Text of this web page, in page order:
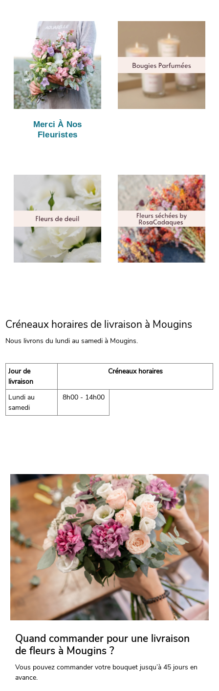
Merci À Nos
Fleuristes
Créneaux horaires de livraison à Mougins
Nous livrons du lundi au samedi à Mougins.
Jour de
livraison
Créneaux horaires
Lundi au
samedi
8h00 - 14h00
Quand commander pour une livraison
de fleurs à Mougins ?
Vous pouvez commander votre bouquet jusqu’à 45 jours en
avance.